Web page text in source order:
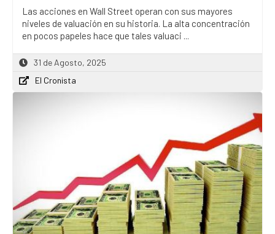
Las acciones en Wall Street operan con sus mayores
niveles de valuación en su historia. La alta concentración
en pocos papeles hace que tales valuaci ...
31 de Agosto, 2025
El Cronista